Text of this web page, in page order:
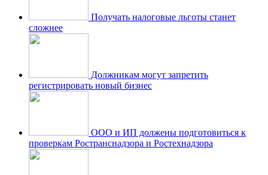
Получать налоговые льготы станет
сложнее
Должникам могут запретить
регистрировать новый бизнес
ООО и ИП должены подготовиться к
проверкам Ространснадзора и Ростехнадзора